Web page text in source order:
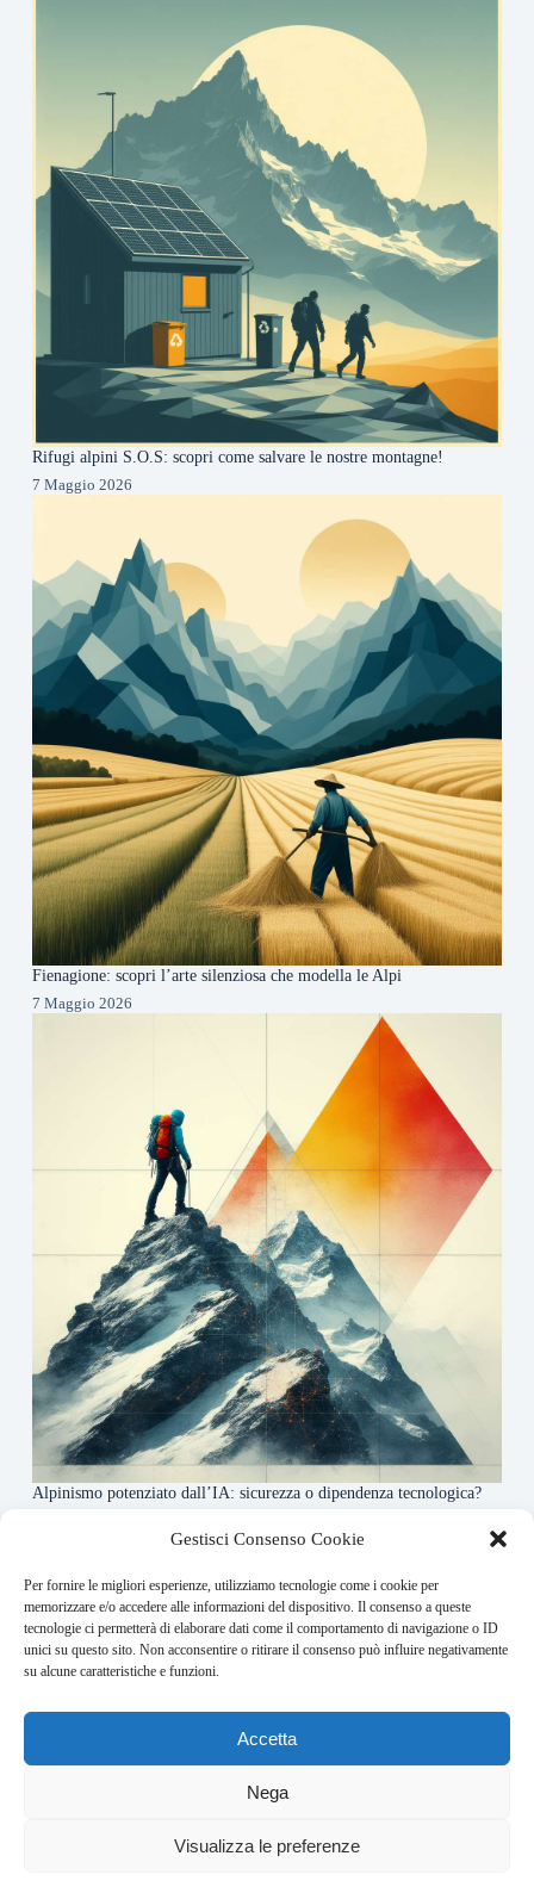
Gestisci Consenso Cookie
Per fornire le migliori esperienze, utilizziamo tecnologie come i cookie per
memorizzare e/o accedere alle informazioni del dispositivo. Il consenso a queste
tecnologie ci permetterà di elaborare dati come il comportamento di navigazione o ID
unici su questo sito. Non acconsentire o ritirare il consenso può influire negativamente
su alcune caratteristiche e funzioni.
Accetta
Nega
Visualizza le preferenze
Rifugi alpini S.O.S: scopri come salvare le nostre montagne!
7 Maggio 2026
Fienagione: scopri l’arte silenziosa che modella le Alpi
7 Maggio 2026
Alpinismo potenziato dall’IA: sicurezza o dipendenza tecnologica?
About this website
Rivistadellamontagna.it ogni giorno trova per te le principali
notizie su montagna trekking e alpinismo da tutto il mondo.
Address:
VIA USODIMARE 3 - 37138 - VERONA (VR)
redazione@bullet-network.com
bullet-network.com